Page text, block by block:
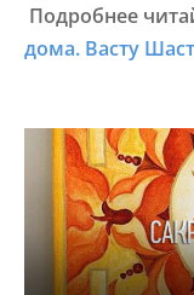
Подробнее
дома. Васту